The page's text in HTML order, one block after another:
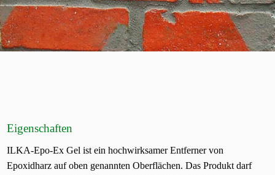
Eigenschaften
ILKA-Epo-Ex Gel ist ein hochwirksamer Entferner von
Epoxidharz auf oben genannten Oberflächen. Das Produkt darf